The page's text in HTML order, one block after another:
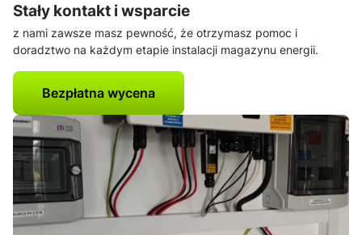
Stały kontakt i wsparcie
z nami zawsze masz pewność, że otrzymasz pomoc i
doradztwo na każdym etapie instalacji magazynu energii.
Bezpłatna wycena